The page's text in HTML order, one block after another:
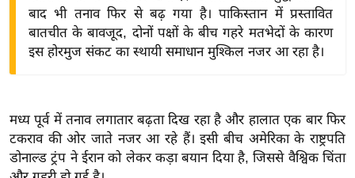
द्यो
वि
शे
ष
बाद भी तनाव फिर से बढ़ गया है। पाकिस्तान में प्रस्तावित
बातचीत के बावजूद, दोनों पक्षों के बीच गहरे मतभेदों के कारण
इस होरमुज संकट का स्थायी समाधान मुश्किल नजर आ रहा है।
मध्य पूर्व में तनाव लगातार बढ़ता दिख रहा है और हालात एक बार फिर
टकराव की ओर जाते नजर आ रहे हैं। इसी बीच अमेरिका के राष्ट्रपति
डोनाल्ड ट्रंप ने ईरान को लेकर कड़ा बयान दिया है, जिससे वैश्विक चिंता